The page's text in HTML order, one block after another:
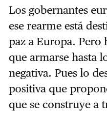
Los gobernantes
ese rearme está
paz a Europa. Pero
que armarse hasta
negativa. Pues lo
positiva que
que se construye a